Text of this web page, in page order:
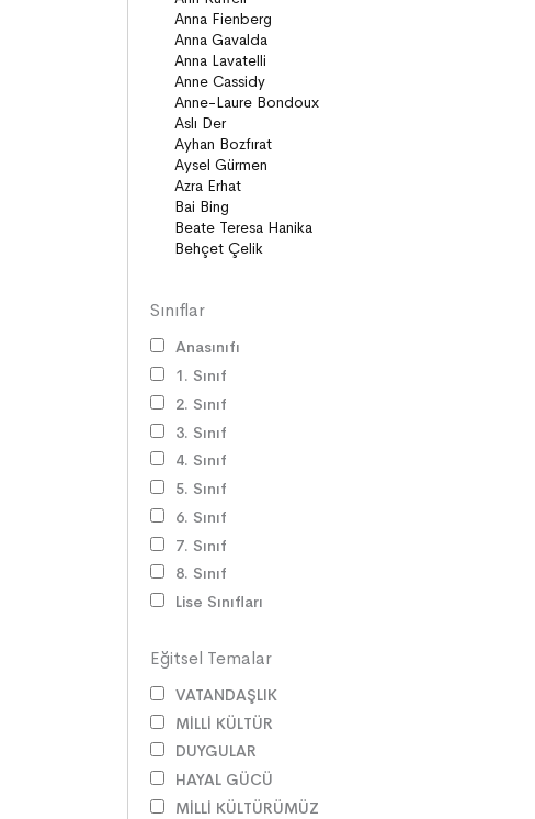
ON8 (15+)
Roman
Diziler
Öyküler
Anlatı
Gizemli Maceralar Koleksiyonu
Diziler
Behiç Ak Yetişkin Kitapları
Öykü
Roman
Sınıflar
Anasınıfı
1. Sınıf
2. Sınıf
3. Sınıf
4. Sınıf
5. Sınıf
6. Sınıf
7. Sınıf
8. Sınıf
Lise Sınıfları
Eğitsel Temalar
VATANDAŞLIK
MİLLİ KÜLTÜR
DUYGULAR
HAYAL GÜCÜ
MİLLİ KÜLTÜRÜMÜZ